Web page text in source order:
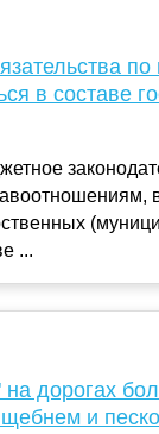
по
в составе
...
дорогах
и